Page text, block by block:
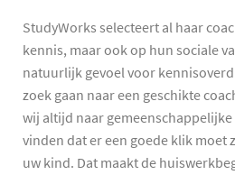
StudyWorks selecteert al haar
kennis, maar ook op hun sociale
natuurlijk gevoel voor
zoek gaan naar een geschikte
wij altijd naar
vinden dat er een goede klik moet
uw kind. Dat maakt de